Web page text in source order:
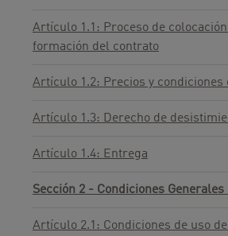
Artículo 1.1: Proceso de
formación del contrato
Artículo 1.2: Precios y condiciones
Artículo 1.3: Derecho de
Artículo 1.4: Entrega
Sección 2 - Condiciones Generales
Artículo 2.1: Condiciones de uso